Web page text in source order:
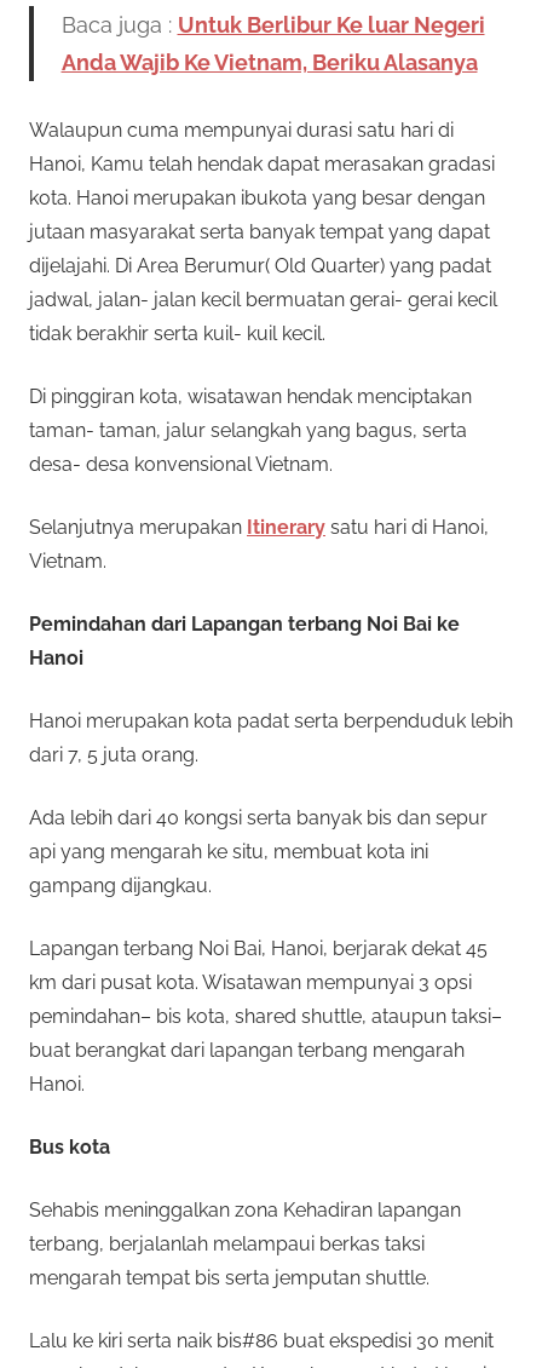
D
a
n
T
e
r
p
e
r
c
a
a
2
0
2
2
a
e
r
m
a
i
n
a
y
s
a
n
a
m
i
n
k
n
Baca juga : Untuk Berlibur Ke luar Negeri
Anda Wajib Ke Vietnam, Beriku Alasanya
Walaupun cuma mempunyai durasi satu hari di
Hanoi, Kamu telah hendak dapat merasakan gradasi
kota. Hanoi merupakan ibukota yang besar dengan
jutaan masyarakat serta banyak tempat yang dapat
dijelajahi. Di Area Berumur( Old Quarter) yang padat
jadwal, jalan- jalan kecil bermuatan gerai- gerai kecil
tidak berakhir serta kuil- kuil kecil.
Di pinggiran kota, wisatawan hendak menciptakan
taman- taman, jalur selangkah yang bagus, serta
desa- desa konvensional Vietnam.
Selanjutnya merupakan Itinerary satu hari di Hanoi,
Vietnam.
Pemindahan dari Lapangan terbang Noi Bai ke
Hanoi
Hanoi merupakan kota padat serta berpenduduk lebih
dari 7, 5 juta orang.
Ada lebih dari 40 kongsi serta banyak bis dan sepur
api yang mengarah ke situ, membuat kota ini
gampang dijangkau.
Lapangan terbang Noi Bai, Hanoi, berjarak dekat 45
km dari pusat kota. Wisatawan mempunyai 3 opsi
pemindahan– bis kota, shared shuttle, ataupun taksi–
buat berangkat dari lapangan terbang mengarah
Hanoi.
Bus kota
Sehabis meninggalkan zona Kehadiran lapangan
terbang, berjalanlah melampaui berkas taksi
mengarah tempat bis serta jemputan shuttle.
Lalu ke kiri serta naik bis#86 buat ekspedisi 30 menit